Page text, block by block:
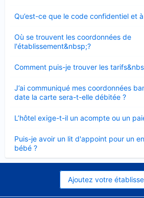
Qu’est-ce que le code confidentiel et
fermé
Où se trouvent les coordonnées de
l'établissement&nbsp;?
fermé
Comment puis-je trouver les
fermé
J’ai communiqué mes coordonnées
date la carte sera-t-elle débitée ?
fermé
L’hôtel exige-t-il un acompte ou un
fermé
Puis-je avoir un lit d'appoint pour un
bébé ?
fermé
Ajoutez votre